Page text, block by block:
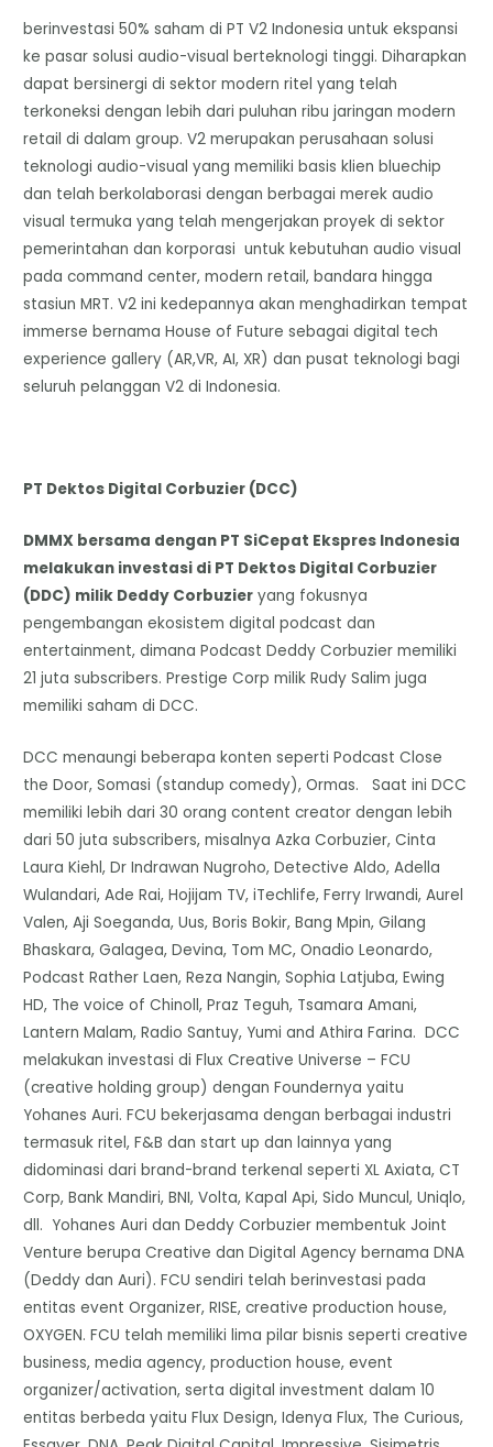
berinvestasi 50% saham di PT V2 Indonesia untuk ekspansi
ke pasar solusi audio-visual berteknologi tinggi. Diharapkan
dapat bersinergi di sektor modern ritel yang telah
terkoneksi dengan lebih dari puluhan ribu jaringan modern
retail di dalam group. V2 merupakan perusahaan solusi
teknologi audio-visual yang memiliki basis klien bluechip
dan telah berkolaborasi dengan berbagai merek audio
visual termuka yang telah mengerjakan proyek di sektor
pemerintahan dan korporasi untuk kebutuhan audio visual
pada command center, modern retail, bandara hingga
stasiun MRT. V2 ini kedepannya akan menghadirkan tempat
immerse bernama House of Future sebagai digital tech
experience gallery (AR,VR, AI, XR) dan pusat teknologi bagi
seluruh pelanggan V2 di Indonesia.
PT Dektos Digital Corbuzier (DCC)
DMMX bersama dengan PT SiCepat Ekspres Indonesia
melakukan investasi di PT Dektos Digital Corbuzier
(DDC) milik Deddy Corbuzier yang fokusnya
pengembangan ekosistem digital podcast dan
entertainment, dimana Podcast Deddy Corbuzier memiliki
21 juta subscribers. Prestige Corp milik Rudy Salim juga
memiliki saham di DCC.
DCC menaungi beberapa konten seperti Podcast Close
the Door, Somasi (standup comedy), Ormas. Saat ini DCC
memiliki lebih dari 30 orang content creator dengan lebih
dari 50 juta subscribers, misalnya Azka Corbuzier, Cinta
Laura Kiehl, Dr Indrawan Nugroho, Detective Aldo, Adella
Wulandari, Ade Rai, Hojijam TV, iTechlife, Ferry Irwandi, Aurel
Valen, Aji Soeganda, Uus, Boris Bokir, Bang Mpin, Gilang
Bhaskara, Galagea, Devina, Tom MC, Onadio Leonardo,
Podcast Rather Laen, Reza Nangin, Sophia Latjuba, Ewing
HD, The voice of Chinoll, Praz Teguh, Tsamara Amani,
Lantern Malam, Radio Santuy, Yumi and Athira Farina. DCC
melakukan investasi di Flux Creative Universe – FCU
(creative holding group) dengan Foundernya yaitu
Yohanes Auri. FCU bekerjasama dengan berbagai industri
termasuk ritel, F&B dan start up dan lainnya yang
didominasi dari brand-brand terkenal seperti XL Axiata, CT
Corp, Bank Mandiri, BNI, Volta, Kapal Api, Sido Muncul, Uniqlo,
dll. Yohanes Auri dan Deddy Corbuzier membentuk Joint
Venture berupa Creative dan Digital Agency bernama DNA
(Deddy dan Auri). FCU sendiri telah berinvestasi pada
entitas event Organizer, RISE, creative production house,
OXYGEN. FCU telah memiliki lima pilar bisnis seperti creative
business, media agency, production house, event
organizer/activation, serta digital investment dalam 10
entitas berbeda yaitu Flux Design, Idenya Flux, The Curious,